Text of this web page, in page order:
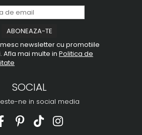
newsletter cu promotiile
Afla mai multe in Politica de
SOCIAL
ne in social media